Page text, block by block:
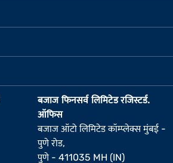
बजाज फिनसर्व लिमिटेड रजिस्टर्ड.
ऑफिस
बजाज ऑटो लिमिटेड कॉम्प्लेक्स मुंबई -
पुणे रोड,
पुणे - 411035 MH (IN)